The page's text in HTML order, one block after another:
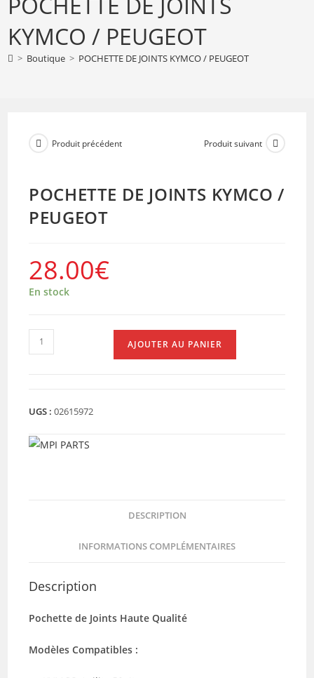
JOINTS
KYMCO
/
KYMCO / PEUGEOT
> Boutique > POCHETTE DE JOINTS KYMCO / PEUGEOT
Produit précédent Produit suivant
POCHETTE DE JOINTS KYMCO /
PEUGEOT
28.00€
En stock
quantité
de
JOINTS
/
AJOUTER AU PANIER
UGS :02615972
DESCRIPTION
INFORMATIONS COMPLÉMENTAIRES
Description
Pochette de Joints Haute Qualité
Modèles Compatibles :